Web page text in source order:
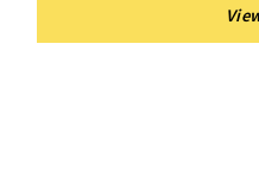
Pita Kawat Souvenir MERAH